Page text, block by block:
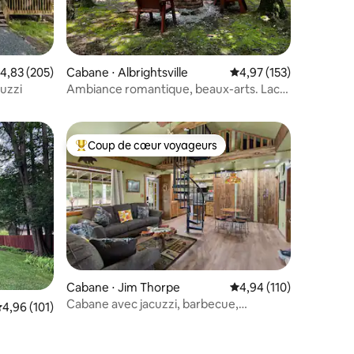
: 4,97 sur 5
moyenne sur la base de 205 commentaires : 4,83 sur 5
4,83 (205)
Cabane ⋅ Albrightsville Évaluation moyenne
4,97 (153)
Ambiance romantique, beaux-arts. Lacs,
: 4,9 sur 5
moyenne sur la base de 101 commentaires : 4,96 sur 5
4,96 (101)
Animaux
Coups de cœur voyageurs les plus appréciés
Coup de cœur voyageurs
Cabane ⋅ Jim Thorpe Évaluation moyenne
4,94 (110)
Cabane avec jacuzzi, barbecue,